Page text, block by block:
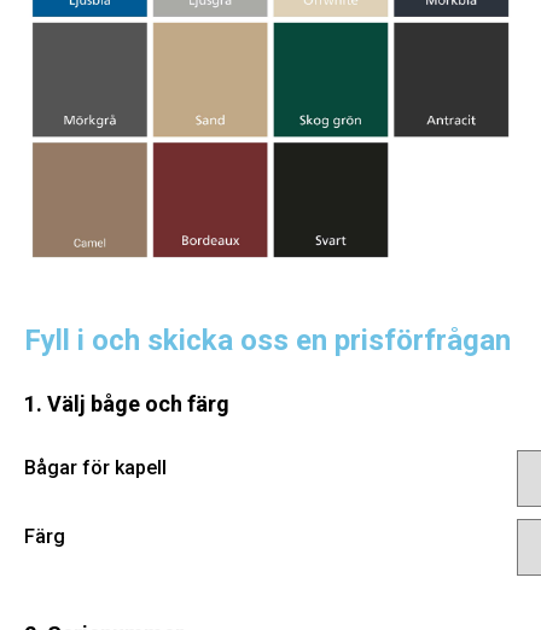
Fyll i och skicka oss en prisförfrågan
1. Välj båge och färg
Bågar för kapell
Färg